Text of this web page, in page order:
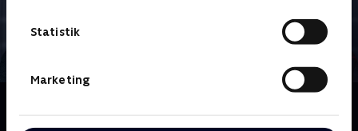
Statistik
Marketing